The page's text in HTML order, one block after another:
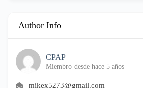
Author Info
CPAP
Miembro desde hace 5 años
mikex5273@gmail.com